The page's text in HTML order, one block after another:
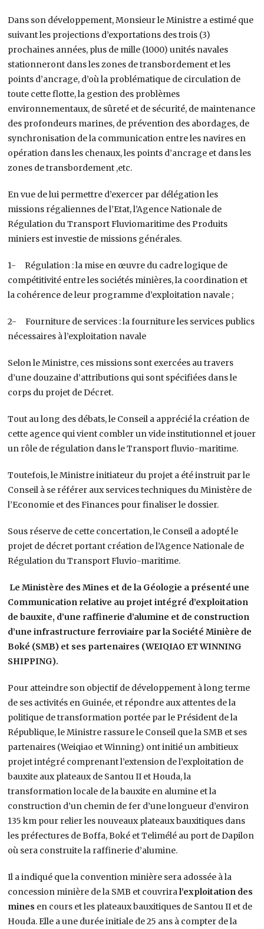
Dans son développement, Monsieur le Ministre a estimé que
suivant les projections d’exportations des trois (3)
prochaines années, plus de mille (1000) unités navales
stationneront dans les zones de transbordement et les
points d’ancrage, d’où la problématique de circulation de
toute cette flotte, la gestion des problèmes
environnementaux, de sûreté et de sécurité, de maintenance
des profondeurs marines, de prévention des abordages, de
synchronisation de la communication entre les navires en
opération dans les chenaux, les points d’ancrage et dans les
zones de transbordement ,etc.
En vue de lui permettre d’exercer par délégation les
missions régaliennes de l’Etat, l’Agence Nationale de
Régulation du Transport Fluviomaritime des Produits
miniers est investie de missions générales.
1- Régulation : la mise en œuvre du cadre logique de
compétitivité entre les sociétés minières, la coordination et
la cohérence de leur programme d’exploitation navale ;
2- Fourniture de services : la fourniture les services publics
nécessaires à l’exploitation navale
Selon le Ministre, ces missions sont exercées au travers
d’une douzaine d’attributions qui sont spécifiées dans le
corps du projet de Décret.
Tout au long des débats, le Conseil a apprécié la création de
cette agence qui vient combler un vide institutionnel et jouer
un rôle de régulation dans le Transport fluvio-maritime.
Toutefois, le Ministre initiateur du projet a été instruit par le
Conseil à se référer aux services techniques du Ministère de
l’Economie et des Finances pour finaliser le dossier.
Sous réserve de cette concertation, le Conseil a adopté le
projet de décret portant création de l’Agence Nationale de
Régulation du Transport Fluvio-maritime.
Le Ministère des Mines et de la Géologie a présenté une
Communication relative au projet intégré d’exploitation
de bauxite, d’une raffinerie d’alumine et de construction
d’une infrastructure ferroviaire par la Société Minière de
Boké (SMB) et ses partenaires (WEIQIAO ET WINNING
SHIPPING).
Pour atteindre son objectif de développement à long terme
de ses activités en Guinée, et répondre aux attentes de la
politique de transformation portée par le Président de la
République, le Ministre rassure le Conseil que la SMB et ses
partenaires (Weiqiao et Winning) ont initié un ambitieux
projet intégré comprenant l’extension de l’exploitation de
bauxite aux plateaux de Santou II et Houda, la
transformation locale de la bauxite en alumine et la
construction d’un chemin de fer d’une longueur d’environ
135 km pour relier les nouveaux plateaux bauxitiques dans
les préfectures de Boffa, Boké et Telimélé au port de Dapilon
où sera construite la raffinerie d’alumine.
Il a indiqué que la convention minière sera adossée à la
concession minière de la SMB et couvriral’exploitation des
mines en cours et les plateaux bauxitiques de Santou II et de
Houda. Elle a une durée initiale de 25 ans à compter de la